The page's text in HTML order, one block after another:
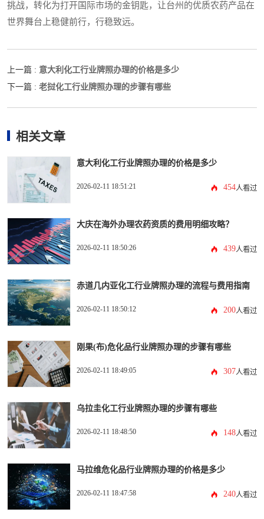
挑战，转化为打开国际市场的金钥匙，让台州的优质农药产品在
世界舞台上稳健前行，行稳致远。
上一篇 : 意大利化工行业牌照办理的价格是多少
下一篇 : 老挝化工行业牌照办理的步骤有哪些
相关文章
意大利化工行业牌照办理的价格是多少
2026-02-11 18:51:21 454人看过
大庆在海外办理农药资质的费用明细攻略？
2026-02-11 18:50:26 439人看过
赤道几内亚化工行业牌照办理的流程与费用指南
2026-02-11 18:50:12 200人看过
刚果(布)危化品行业牌照办理的步骤有哪些
2026-02-11 18:49:05 307人看过
乌拉圭化工行业牌照办理的步骤有哪些
2026-02-11 18:48:50 148人看过
马拉维危化品行业牌照办理的价格是多少
2026-02-11 18:47:58 240人看过